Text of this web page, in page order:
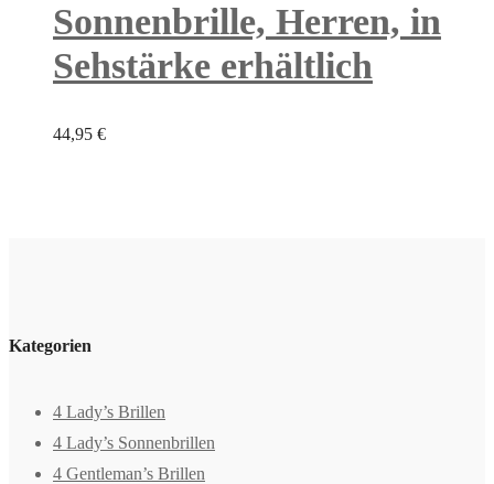
Sonnenbrille, Herren, in
Sehstärke erhältlich
44,95 €
Kategorien
4 Lady’s Brillen
4 Lady’s Sonnenbrillen
4 Gentleman’s Brillen